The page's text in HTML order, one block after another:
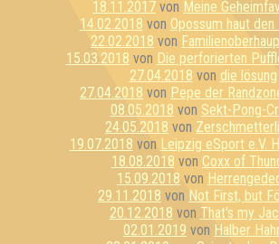
18.11.2017 von Meine
14.02.2018 von Opossum haut den
22.02.2018 von
15.03.2018 von Die perforierten
27.04.2018 von die lösung
27.04.2018 von Pepe der
08.05.2018 von Sekt-Pong-
24.05.2018 von
19.07.2018 von Leipzig eSport e.V.
18.08.2018 von Coxx of
15.09.2018 von
29.11.2018 von Not First, but
20.12.2018 von That's my
02.01.2019 von Halber